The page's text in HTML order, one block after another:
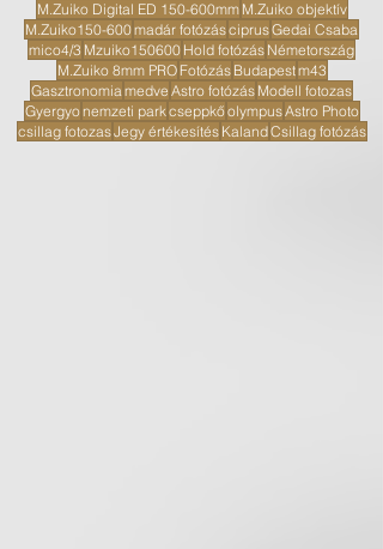
M.Zuiko Digital ED 150-600mm M.Zuiko objektív
M.Zuiko150-600madár fotózásciprusGedai Csaba
mico4/3 Mzuiko150600 Hold fotózás Németország
M.Zuiko 8mm PRO Fotózás Budapestm43
Gasztronomia medve Astro fotózás Modell fotozas
Gyergyonemzeti park cseppkőolympusAstro Photo
csillag fotozasJegy értékesítés KalandCsillag fotózás